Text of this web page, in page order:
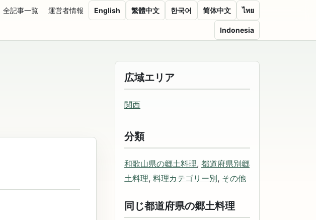
全記事一覧 運営者情報 English 繁體中文 한국어 简体中文 ไทย
Indonesia
広域エリア
関西
分類
和歌山県の郷土料理, 都道府県別郷
土料理, 料理カテゴリー別, その他
同じ都道府県の郷土料理